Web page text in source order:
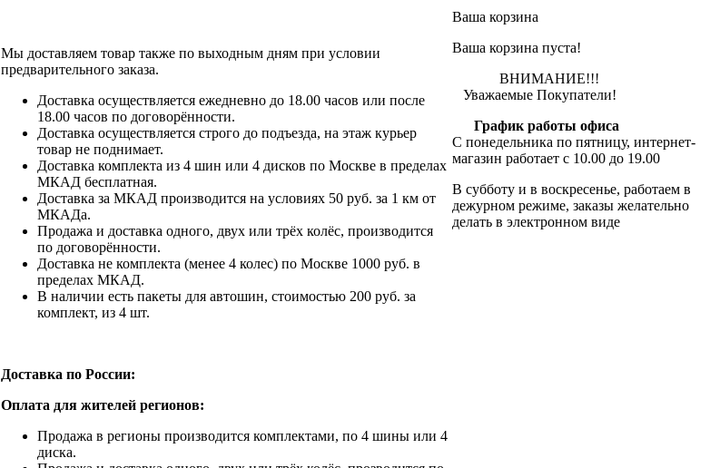
Мы доставляем товар также по выходным дням при условии
предварительного заказа.
Доставка осуществляется ежедневно до 18.00 часов или после
18.00 часов по договорённости.
Доставка осуществляется строго до подъезда, на этаж курьер
товар не поднимает.
Доставка комплекта из 4 шин или 4 дисков по Москве в пределах
МКАД бесплатная.
Доставка за МКАД производится на условиях 50 руб. за 1 км от
МКАДа.
Продажа и доставка одного, двух или трёх колёс, производится
по договорённости.
Доставка не комплекта (менее 4 колес) по Москве 1000 руб. в
пределах МКАД.
В наличии есть пакеты для автошин, стоимостью 200 руб. за
комплект, из 4 шт.
Доставка по России:
Оплата для жителей регионов:
Продажа в регионы производится комплектами, по 4 шины или 4
диска.
Ваша корзина
Ваша корзина пуста!
ВНИМАНИЕ!!!
Уважаемые Покупатели!
График работы офиса
С понедельника по пятницу, интернет-
магазин работает с 10.00 до 19.00
В субботу и в воскресенье, работаем в
дежурном режиме, заказы желательно
делать в электронном виде